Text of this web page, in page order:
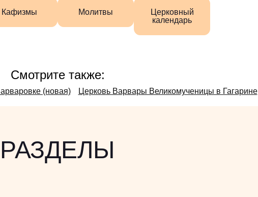
Кафизмы Молитвы
Церковный
календарь
Смотрите также:
(новая) Церковь Варвары Великомученицы в Гагарине
РАЗДЕЛЫ